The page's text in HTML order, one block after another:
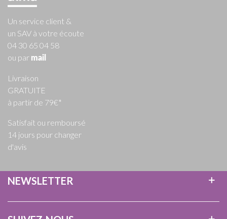
Un service client &
un SAV à votre écoute
04 30 65 04 58
ou par mail
Livraison
GRATUITE
à partir de 79€*
Satisfait ou remboursé
14 jours pour changer
d'avis
NEWSLETTER